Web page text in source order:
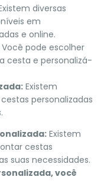
diversas
em
e online.
Você pode escolher
cesta e personalizá-
Existem
personalizadas
Existem
cestas
suas necessidades.
você